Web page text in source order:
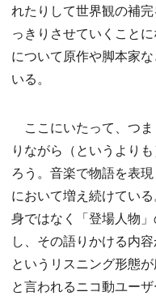
れたりして世界観の補
っきりさせていくこと
について原作や脚本家
いる。
ここにいたって、つ
りながら（というより
ろう。音楽で物語を表
において増え続けてい
身ではなく「登場人物
し、その語りかける内
というリスニング形態
と言われるニコ動ユー